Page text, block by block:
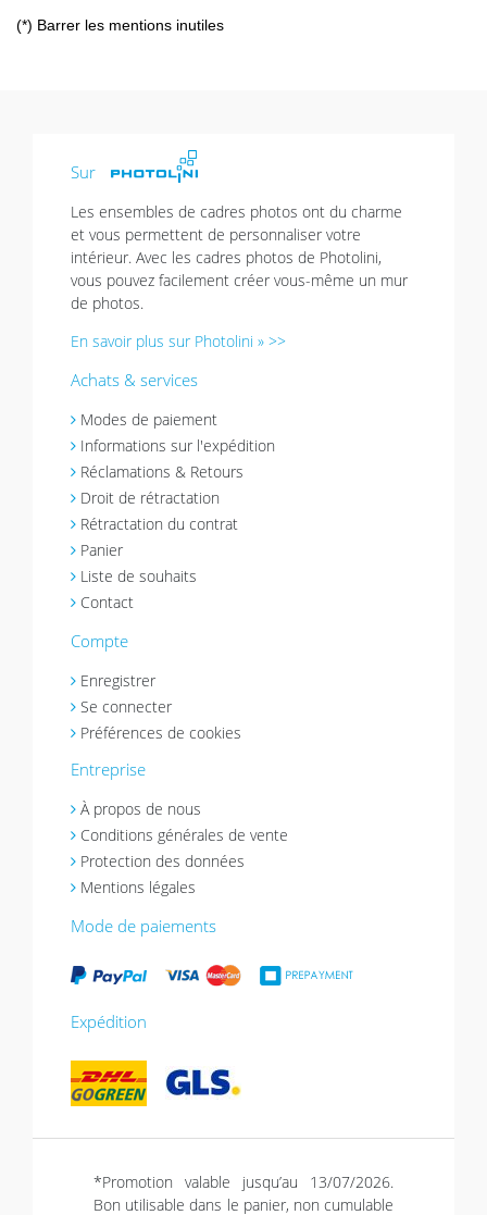
(*) Barrer les mentions inutiles
Sur
Les ensembles de cadres photos ont du charme
et vous permettent de personnaliser votre
intérieur. Avec les cadres photos de Photolini,
vous pouvez facilement créer vous-même un mur
de photos.
En savoir plus sur Photolini » >>
Achats & services
Modes de paiement
Informations sur l'expédition
Réclamations & Retours
Droit de rétractation
Rétractation du contrat
Panier
Liste de souhaits
Contact
Compte
Enregistrer
Se connecter
Préférences de cookies
Entreprise
À propos de nous
Conditions générales de vente
Protection des données
Mentions légales
Mode de paiements
Expédition
*Promotion valable jusqu’au 13/07/2026.
Bon utilisable dans le panier, non cumulable